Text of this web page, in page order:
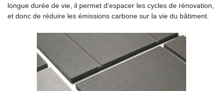
longue durée de vie, il permet d'espacer les cycles de rénovation,
et donc de réduire les émissions carbone sur la vie du bâtiment.